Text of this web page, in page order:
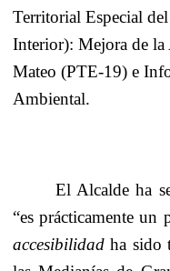
Territorial Especial
Interior): Mejora de la
Mateo (PTE-19) e
Ambiental.
El Alcalde ha
“es prácticamente un
accesibilidad ha sido